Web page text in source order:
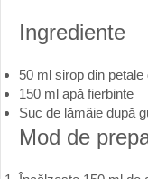
Ingrediente
50 ml sirop din
150 ml apă fierbinte
Suc de lămâie după
Mod de